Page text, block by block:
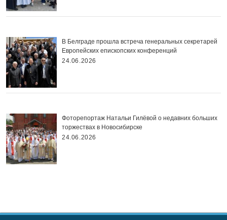
В Белграде прошла встреча генеральных секретарей
Европейских епископских конференций
24.06.2026
Фоторепортаж Натальи Гилёвой о недавних больших
торжествах в Новосибирске
24.06.2026